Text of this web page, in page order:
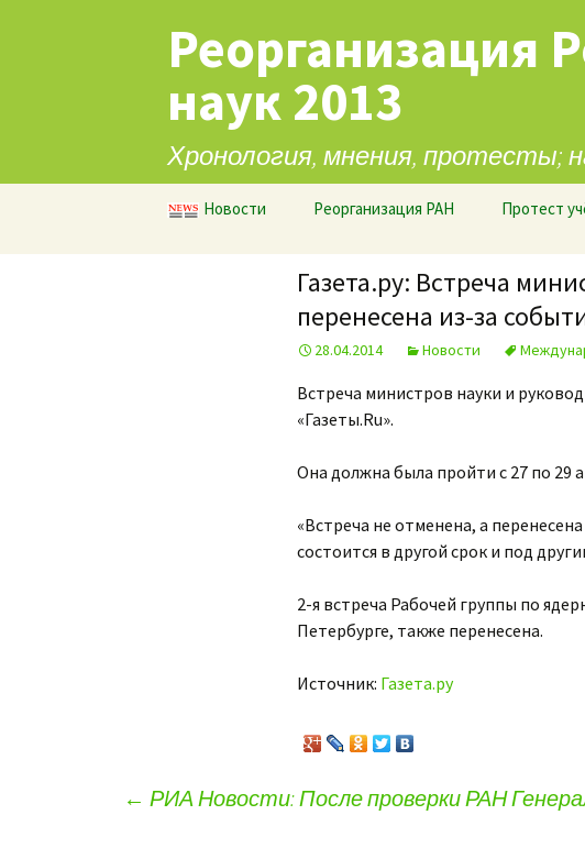
Реорганизация
наук 2013
Хронология, мнения, протесты;
Перейти к содержимому
Новости Реорганизация РАН Протест
Газета.ру: Встреча
перенесена из-за
28.04.2014 Новости
Встреча министров науки и
«Газеты.Ru».
Она должна была пройти с 27 по 29
«Встреча не отменена, а
состоится в другой срок и под
2-я встреча Рабочей группы по
Петербурге, также перенесена.
Источник: Газета.ру
← РИА Новости: После проверки РАН